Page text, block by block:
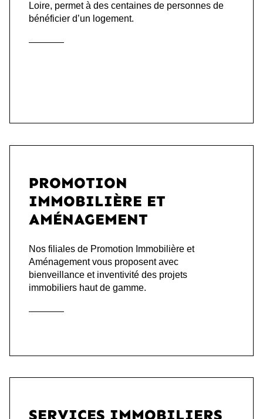
Loire, permet à des centaines de personnes de
bénéficier d’un logement.
PROMOTION
IMMOBILIÈRE ET
AMÉNAGEMENT
Nos filiales de Promotion Immobilière et
Aménagement vous proposent avec
bienveillance et inventivité des projets
immobiliers haut de gamme.